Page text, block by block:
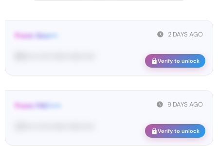
2 DAYS AGO
From: Goo•••
Verify to unlock
9 DAYS AGO
From: FAC•••••
Verify to unlock